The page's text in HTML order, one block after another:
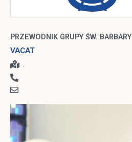
PRZEWODNIK GRUPY ŚW. BARBARY
VACAT
.